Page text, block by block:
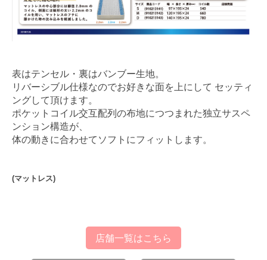
表はテンセル・裏はバンブー生地。
リバーシブル仕様なのでお好きな面を上にして セッティ
ングして頂けます。
ポケットコイル交互配列の布地につつまれた独立サスペ
ンション構造が、
体の動きに合わせてソフトにフィットします。
(マットレス)
店舗一覧はこちら